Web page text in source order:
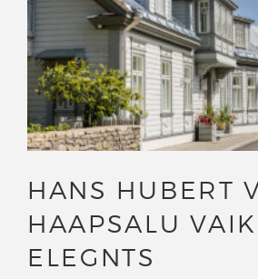
HANS HUBERT
HAAPSALU
ELEGNTS